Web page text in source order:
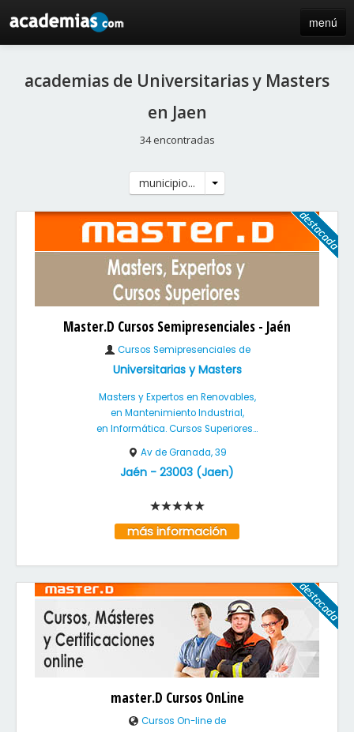
menú
blog
academias de Universitarias y Masters
en Jaen
34 encontradas
municipio...
Master.D Cursos Semipresenciales - Jaén
Cursos Semipresenciales de
Universitarias y Masters
Masters y Expertos en Renovables,
en Mantenimiento Industrial,
en Informática. Cursos Superiores...
Av de Granada, 39
Jaén - 23003 (Jaen)
más información
master.D Cursos OnLine
Cursos On-line de